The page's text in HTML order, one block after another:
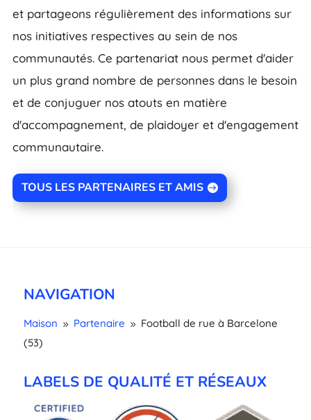
et partageons régulièrement des informations sur
nos initiatives respectives au sein de nos
communautés. Ce partenariat nous permet d'aider
un plus grand nombre de personnes dans le besoin
et de conjuguer nos atouts en matière
d'accompagnement, de plaidoyer et d'engagement
communautaire.
TOUS LES PARTENAIRES ET AMIS
NAVIGATION
Maison 9 Partenaire 9 Football de rue à Barcelone
(53)
LABELS DE QUALITÉ ET RÉSEAUX